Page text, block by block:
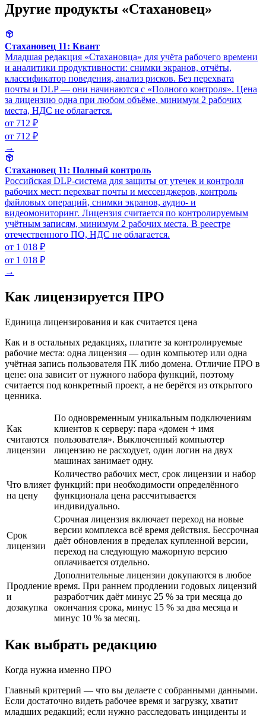
Другие продукты «Стахановец»
Стахановец 11: Квант
Младшая редакция «Стахановца» для учёта рабочего времени
и аналитики продуктивности: снимки экранов, отчёты,
классификатор поведения, анализ рисков. Без перехвата
почты и DLP — они начинаются с «Полного контроля». Цена
за лицензию одна при любом объёме, минимум 2 рабочих
места, НДС не облагается.
от 712 ₽
от 712 ₽
→
Стахановец 11: Полный контроль
Российская DLP-система для защиты от утечек и контроля
рабочих мест: перехват почты и мессенджеров, контроль
файловых операций, снимки экранов, аудио- и
видеомониторинг. Лицензия считается по контролируемым
учётным записям, минимум 2 рабочих места. В реестре
отечественного ПО, НДС не облагается.
от 1 018 ₽
от 1 018 ₽
→
Как лицензируется ПРО
Единица лицензирования и как считается цена
Как и в остальных редакциях, платите за контролируемые
рабочие места: одна лицензия — один компьютер или одна
учётная запись пользователя ПК либо домена. Отличие ПРО в
цене: она зависит от нужного набора функций, поэтому
считается под конкретный проект, а не берётся из открытого
ценника.
Как
считаются
лицензии
По одновременным уникальным подключениям
клиентов к серверу: пара «домен + имя
пользователя». Выключенный компьютер
лицензию не расходует, один логин на двух
машинах занимает одну.
Что влияет
на цену
Количество рабочих мест, срок лицензии и набор
функций: при необходимости определённого
функционала цена рассчитывается
индивидуально.
Срок
лицензии
Срочная лицензия включает переход на новые
версии комплекса всё время действия. Бессрочная
даёт обновления в пределах купленной версии,
переход на следующую мажорную версию
оплачивается отдельно.
Продление
и
дозакупка
Дополнительные лицензии докупаются в любое
время. При раннем продлении годовых лицензий
разработчик даёт минус 25 % за три месяца до
окончания срока, минус 15 % за два месяца и
минус 10 % за месяц.
Как выбрать редакцию
Когда нужна именно ПРО
Главный критерий — что вы делаете с собранными данными.
Если достаточно видеть рабочее время и загрузку, хватит
младших редакций; если нужно расследовать инциденты и